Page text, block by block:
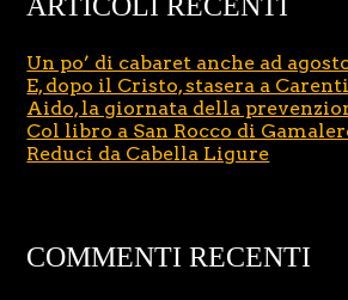
Un po’ di cabaret anche ad
E, dopo il Cristo, stasera a
Aido, la giornata della
Col libro a San Rocco di
Reduci da Cabella Ligure
COMMENTI RECENTI